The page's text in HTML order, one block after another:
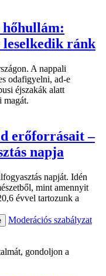
hőhullám:
leselkedik ránk
A nappali
odafigyelni, ad-e
éjszakák alatt
magát.
erőforrásait –
napja
napját. Idén
mint amennyit
évvel tartozunk a
Moderációs szabályzat
gondoljon a